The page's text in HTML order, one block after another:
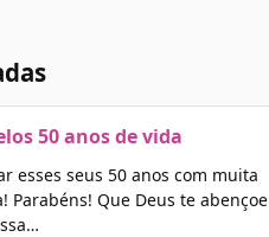
50 anos de vida
esses seus 50 anos com muita
Parabéns! Que Deus te abençoe